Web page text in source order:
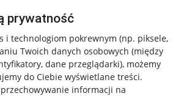
prywatność
i technologiom pokrewnym (np. piksele,
Twoich danych osobowych (między
dane przeglądarki), możemy
do Ciebie wyświetlane treści.
informacji na